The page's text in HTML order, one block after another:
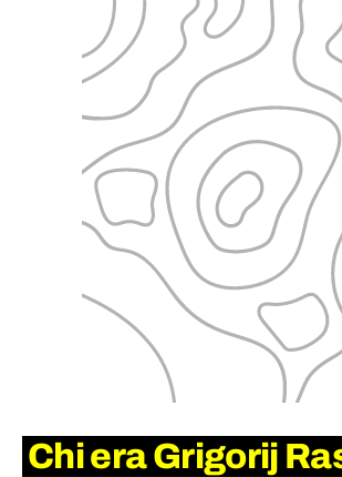
Chi era Grigorij